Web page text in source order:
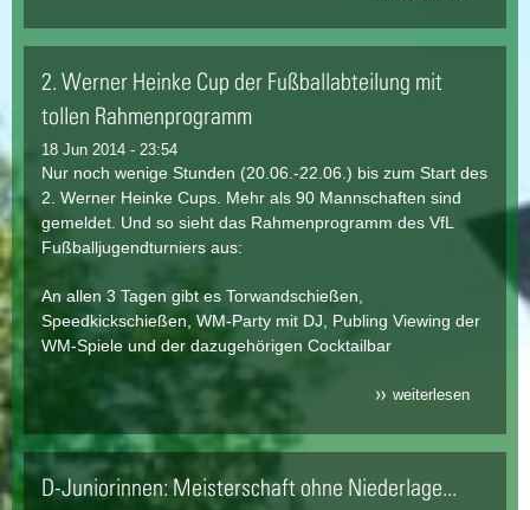
in
2. Werner Heinke Cup der Fußballabteilung mit
tollen Rahmenprogramm
18 Jun 2014 - 23:54
Nur noch wenige Stunden (20.06.-22.06.) bis zum Start des
2. Werner Heinke Cups. Mehr als 90 Mannschaften sind
gemeldet. Und so sieht das Rahmenprogramm des VfL
Fußballjugendturniers aus:
An allen 3 Tagen gibt es Torwandschießen,
Speedkickschießen, WM-Party mit DJ, Publing Viewing der
WM-Spiele und der dazugehörigen Cocktailbar
weiterlesenüber 2.
mit
D-Juniorinnen: Meisterschaft ohne Niederlage...